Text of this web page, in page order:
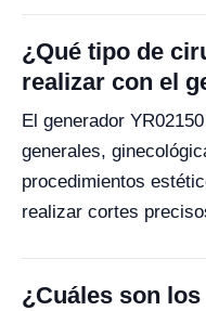
¿Qué tipo de
realizar con el
El generador
generales,
procedimientos
realizar cortes
¿Cuáles son